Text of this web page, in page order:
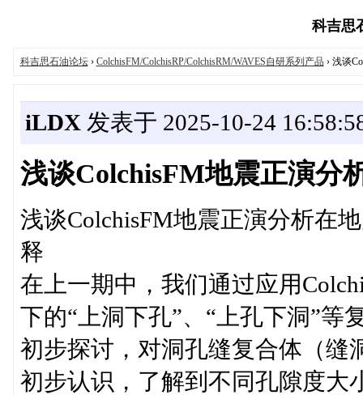
科吉思
科吉思石油论坛› ColchisFM/ColchisRP/ColchisRM/WAVES自研系列产品 › 浅谈
iLDX 发表于 2025-10-24
浅谈ColchisFM地震正演分
浅谈ColchisFM地震正演分析在
释
在上一期中，我们通过应用
下的“上洞下孔”、“上孔下洞”等
初步探讨，对洞孔缝复合体（缝
初步认识，了解到不同孔隙度大